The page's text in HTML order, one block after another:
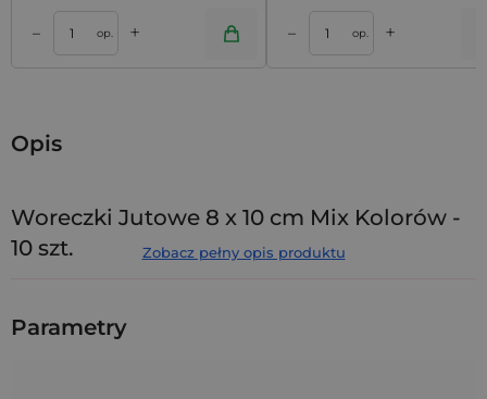
– op. + – op. +
Dodaj do koszyka
Opis
Woreczki Jutowe 8 x 10 cm Mix Kolorów -
10 szt.
Niewielkie, bardzo uniwersalne woreczki z eleganckiej juty
Zobacz pełny opis produktu
Parametry